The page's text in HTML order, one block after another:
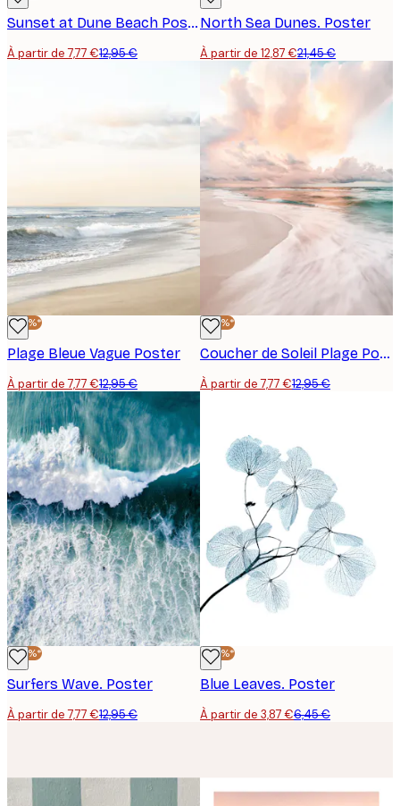
Sunset at Dune Beach Poster
À partir de 7,77 €12,95 €
North Sea Dunes. Poster
À partir de 12,87 €21,45 €
-40%*
Plage Bleue Vague Poster
À partir de 7,77 €12,95 €
-40%*
Coucher de Soleil Plage Poster
À partir de 7,77 €12,95 €
-40%*
Surfers Wave. Poster
À partir de 7,77 €12,95 €
-40%*
Blue Leaves. Poster
À partir de 3,87 €6,45 €